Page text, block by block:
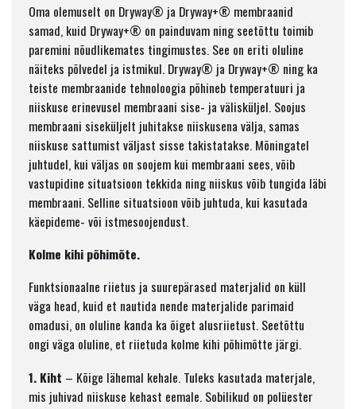
Oma olemuselt on Dryway® ja Dryway+® membraanid
samad, kuid Dryway+® on painduvam ning seetõttu toimib
paremini nõudlikemates tingimustes. See on eriti oluline
näiteks põlvedel ja istmikul. Dryway® ja Dryway+® ning ka
teiste membraanide tehnoloogia põhineb temperatuuri ja
niiskuse erinevusel membraani sise- ja välisküljel. Soojus
membraani siseküljelt juhitakse niiskusena välja, samas
niiskuse sattumist väljast sisse takistatakse. Mõningatel
juhtudel, kui väljas on soojem kui membraani sees, võib
vastupidine situatsioon tekkida ning niiskus võib tungida läbi
membraani. Selline situatsioon võib juhtuda, kui kasutada
käepideme- või istmesoojendust.
Kolme kihi põhimõte.
Funktsionaalne riietus ja suurepärased materjalid on küll
väga head, kuid et nautida nende materjalide parimaid
omadusi, on oluline kanda ka õiget alusriietust. Seetõttu
ongi väga oluline, et riietuda kolme kihi põhimõtte järgi.
1. Kiht – Kõige lähemal kehale. Tuleks kasutada materjale,
mis juhivad niiskuse kehast eemale. Sobilikud on polüester